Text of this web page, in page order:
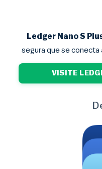
Ledger Nano S
segura que se conecta
VISITE